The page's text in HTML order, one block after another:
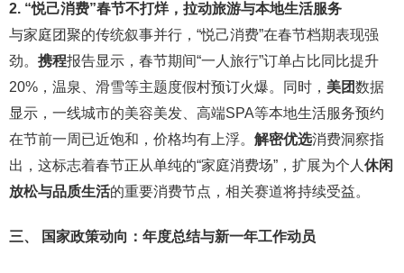
2. “悦己消费”春节不打烊，拉动旅游与本地生活服务
与家庭团聚的传统叙事并行，“悦己消费”在春节档期表现强
劲。 携程报告显示，春节期间“一人旅行”订单占比同比提升
20%，温泉、滑雪等主题度假村预订火爆。同时， 美团数据
显示，一线城市的美容美发、高端SPA等本地生活服务预约
在节前一周已近饱和，价格均有上浮。 解密优选消费洞察指
出，这标志着春节正从单纯的“家庭消费场”，扩展为个人 休闲
放松与品质生活的重要消费节点，相关赛道将持续受益。
三、 国家政策动向：年度总结与新一年工作动员